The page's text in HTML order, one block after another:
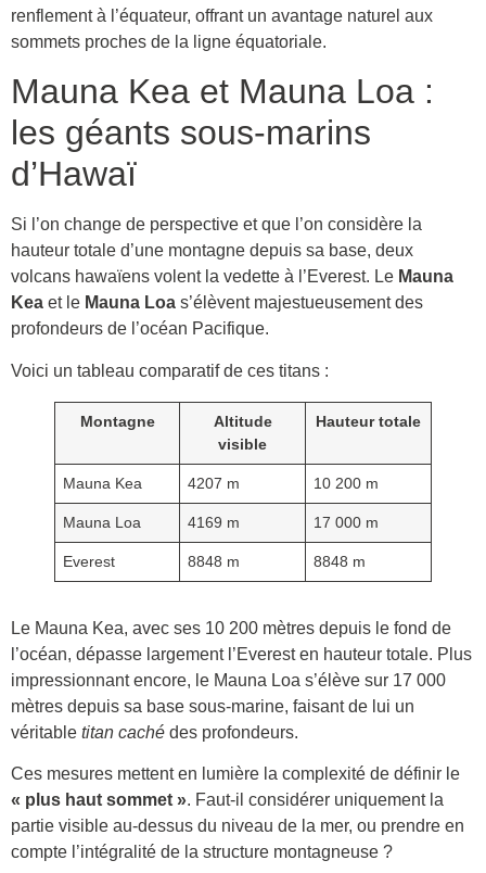
renflement à l’équateur, offrant un avantage naturel aux
sommets proches de la ligne équatoriale.
Mauna Kea et Mauna Loa :
les géants sous-marins
d’Hawaï
Si l’on change de perspective et que l’on considère la
hauteur totale d’une montagne depuis sa base, deux
volcans hawaïens volent la vedette à l’Everest. Le Mauna
Kea et le Mauna Loa s’élèvent majestueusement des
profondeurs de l’océan Pacifique.
Voici un tableau comparatif de ces titans :
Montagne
Altitude
visible
Hauteur totale
Mauna Kea 4207 m 10 200 m
Mauna Loa 4169 m 17 000 m
Everest 8848 m 8848 m
Le Mauna Kea, avec ses 10 200 mètres depuis le fond de
l’océan, dépasse largement l’Everest en hauteur totale. Plus
impressionnant encore, le Mauna Loa s’élève sur 17 000
mètres depuis sa base sous-marine, faisant de lui un
véritable titan caché des profondeurs.
Ces mesures mettent en lumière la complexité de définir le
« plus haut sommet ». Faut-il considérer uniquement la
partie visible au-dessus du niveau de la mer, ou prendre en
compte l’intégralité de la structure montagneuse ?